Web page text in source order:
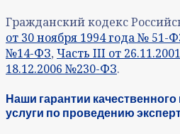
Гражданский кодекс
от 30 ноября 1994 года № 51-
№14-ФЗ, Часть III от
18.12.2006 №230-ФЗ.
Наши гарантии
услуги по проведению